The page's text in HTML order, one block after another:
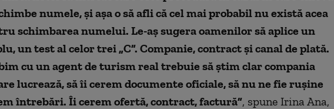
numele, și așa o să afli că cel mai probabil nu există acea
schimbarea numelui. Le-aș sugera oamenilor să aplice un
un test al celor trei „C”. Companie, contract și canal de plată.
cu un agent de turism real trebuie să știm clar compania
lucrează, să îi cerem documente oficiale, să nu ne fie rușine
întrebări. Îi cerem ofertă, contract, factură”, spune Irina Ana,